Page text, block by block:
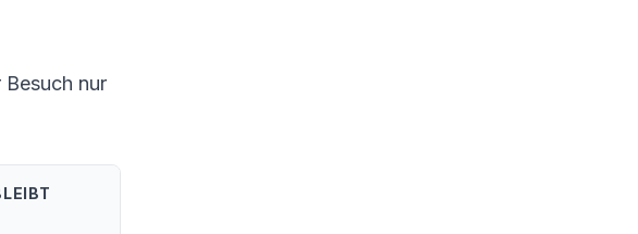
nur